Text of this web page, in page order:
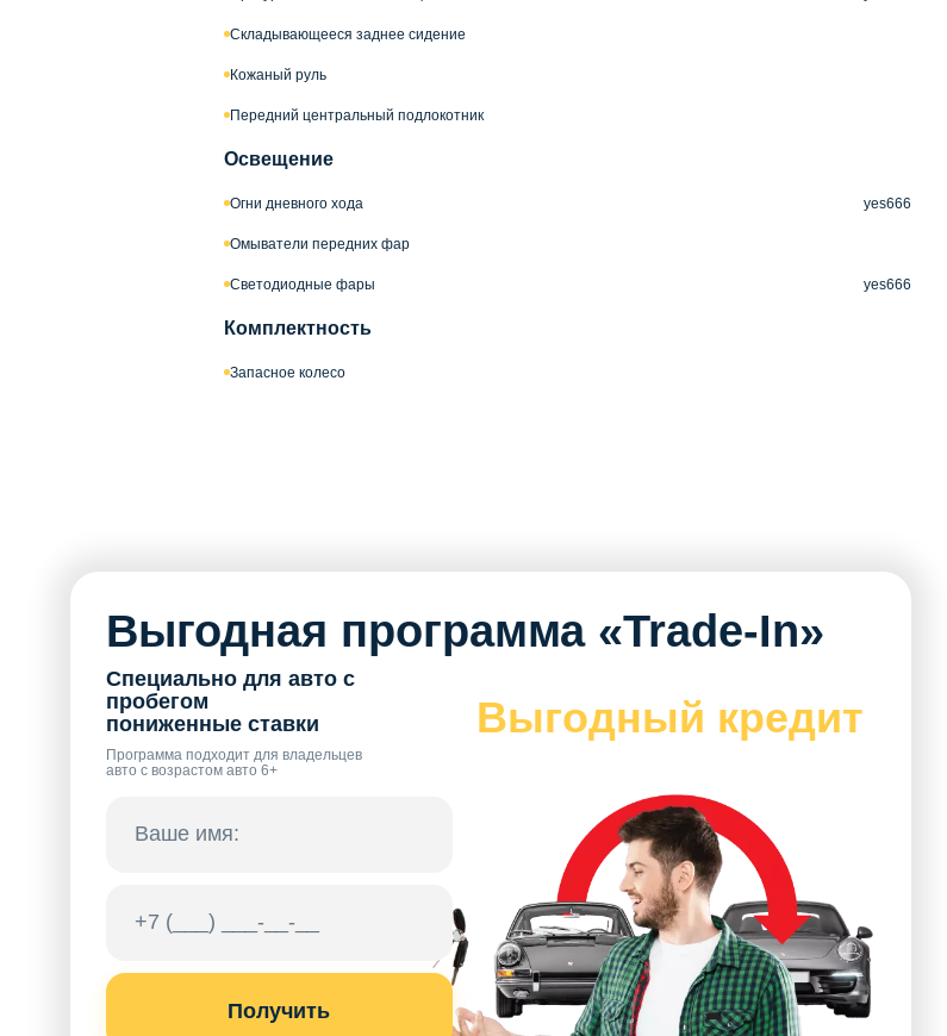
Складывающееся заднее сидение
Кожаный руль
Передний центральный подлокотник
Освещение
Огни дневного хода yes666
Омыватели передних фар
Светодиодные фары yes666
Комплектность
Запасное колесо
Выгодная программа «Trade-In»
Специально для авто с
пробегом
пониженные ставки
Программа подходит для владельцев
авто с возрастом авто 6+
Получить
Выгодный кредит